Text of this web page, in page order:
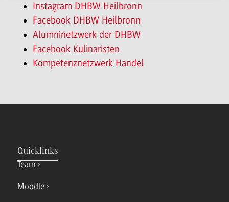
Instagram DHBW Heilbronn
Facebook DHBW Heilbronn
Alumninetzwerk der DHBW
Facebook Kulinaristen
Kompetenznetzwerk Handel
Quicklinks
Team
Moodle